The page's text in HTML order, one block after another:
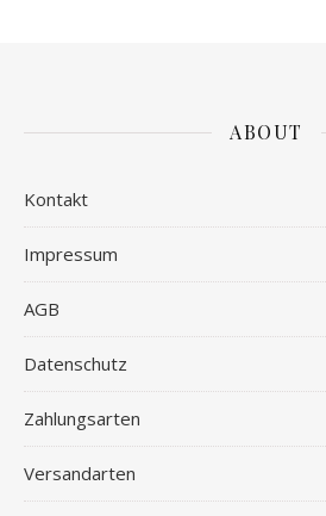
ABOUT
Kontakt
Impressum
AGB
Datenschutz
Zahlungsarten
Versandarten